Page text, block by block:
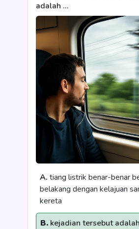
adalah …
A. tiang listrik benar-benar
belakang dengan kelajuan
kereta
B. kejadian tersebut